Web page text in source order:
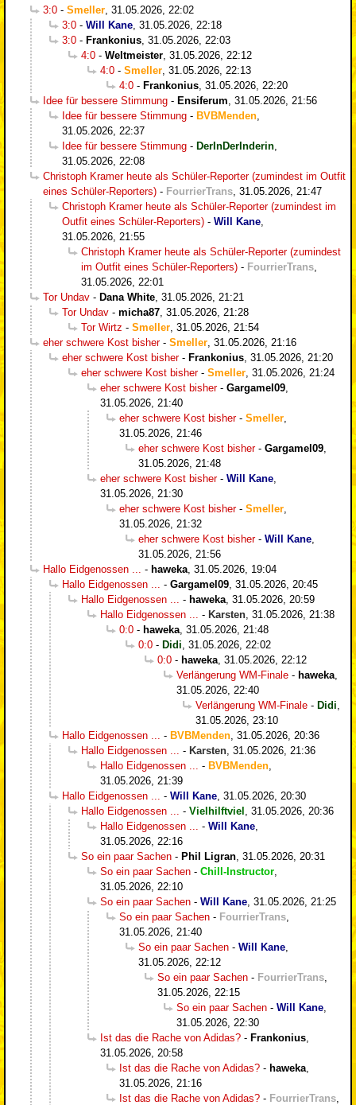
3:0 - Smeller 31.05.2026, 22:02
3:0 - Will Kane 31.05.2026, 22:18
3:0 - Frankonius 31.05.2026, 22:03
4:0 - Weltmeister 31.05.2026, 22:12
4:0 - Smeller 31.05.2026, 22:13
4:0 - Frankonius 31.05.2026, 22:20
Idee für bessere Stimmung - Ensiferum 31.05.2026, 21:56
Idee für bessere Stimmung - BVBMenden
31.05.2026, 22:37
Idee für bessere Stimmung - DerInDerInderin
31.05.2026, 22:08
Christoph Kramer heute als Schüler-Reporter (zumindest im Outfit
eines Schüler-Reporters) - FourrierTrans 31.05.2026, 21:47
Christoph Kramer heute als Schüler-Reporter (zumindest im
Outfit eines Schüler-Reporters) - Will Kane
31.05.2026, 21:55
Christoph Kramer heute als Schüler-Reporter (zumindest
im Outfit eines Schüler-Reporters) - FourrierTrans
31.05.2026, 22:01
Tor Undav - Dana White 31.05.2026, 21:21
Tor Undav - micha87 31.05.2026, 21:28
Tor Wirtz - Smeller 31.05.2026, 21:54
eher schwere Kost bisher- Smeller 31.05.2026, 21:16
eher schwere Kost bisher- Frankonius 31.05.2026, 21:20
eher schwere Kost bisher- Smeller 31.05.2026, 21:24
eher schwere Kost bisher- Gargamel09
31.05.2026, 21:40
eher schwere Kost bisher- Smeller
31.05.2026, 21:46
eher schwere Kost bisher- Gargamel09
31.05.2026, 21:48
eher schwere Kost bisher- Will Kane
31.05.2026, 21:30
eher schwere Kost bisher- Smeller
31.05.2026, 21:32
eher schwere Kost bisher- Will Kane
31.05.2026, 21:56
Hallo Eidgenossen ...
- haweka 31.05.2026, 19:04
Hallo Eidgenossen ...
- Gargamel09 31.05.2026, 20:45
Hallo Eidgenossen ...
- haweka 31.05.2026, 20:59
Hallo Eidgenossen ...
- Karsten 31.05.2026, 21:38
0:0 - haweka 31.05.2026, 21:48
0:0 - Didi 31.05.2026, 22:02
0:0 - haweka 31.05.2026, 22:12
Verlängerung WM-Finale - haweka
31.05.2026, 22:40
Verlängerung WM-Finale - Didi
31.05.2026, 23:10
Hallo Eidgenossen ...
- BVBMenden 31.05.2026, 20:36
Hallo Eidgenossen ...
- Karsten 31.05.2026, 21:36
Hallo Eidgenossen ...
- BVBMenden
31.05.2026, 21:39
Hallo Eidgenossen ...
- Will Kane 31.05.2026, 20:30
Hallo Eidgenossen ...
- Vielhilftviel
31.05.2026, 20:36
Hallo Eidgenossen ...
- Will Kane
31.05.2026, 22:16
So ein paar Sachen - Phil Ligran 31.05.2026, 20:31
So ein paar Sachen - Chill-Instructor
31.05.2026, 22:10
So ein paar Sachen - Will Kane 31.05.2026, 21:25
So ein paar Sachen - FourrierTrans
31.05.2026, 21:40
So ein paar Sachen - Will Kane
31.05.2026, 22:12
So ein paar Sachen - FourrierTrans
31.05.2026, 22:15
So ein paar Sachen - Will Kane
31.05.2026, 22:30
Ist das die Rache von Adidas? - Frankonius
31.05.2026, 20:58
Ist das die Rache von Adidas? - haweka
31.05.2026, 21:16
Ist das die Rache von Adidas? - FourrierTrans